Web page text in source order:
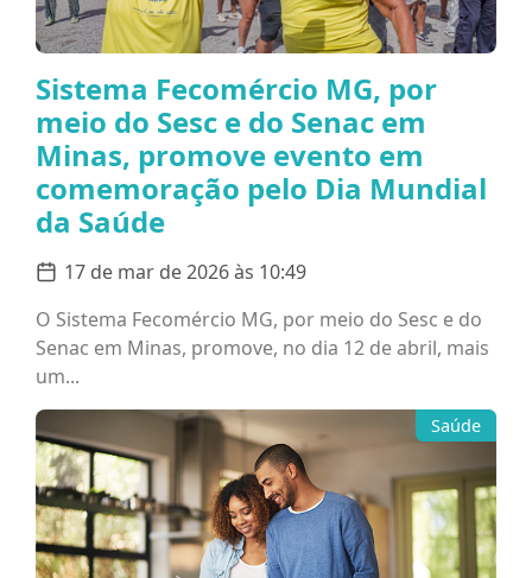
Sistema Fecomércio MG, por
meio do Sesc e do Senac em
Minas, promove evento em
comemoração pelo Dia Mundial
da Saúde
17 de mar de 2026 às 10:49
O Sistema Fecomércio MG, por meio do Sesc e do
Senac em Minas, promove, no dia 12 de abril, mais
um...
Saúde